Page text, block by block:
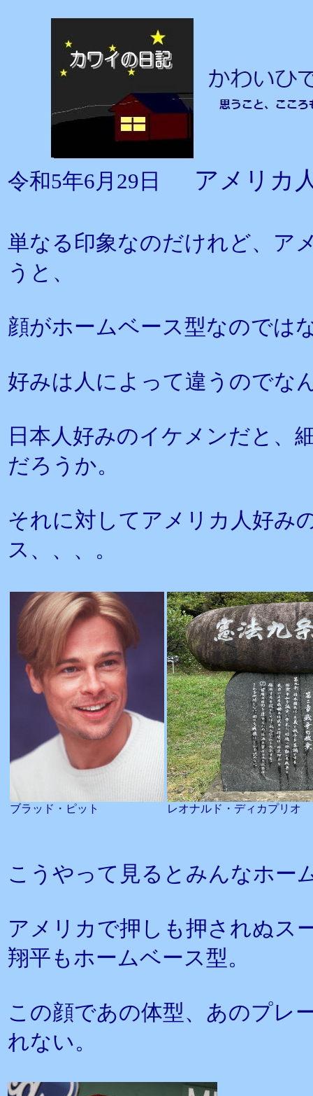
令和5年6月29日 アメリカ
単なる印象なのだけれど、ア
うと、
顔がホームベース型なのでは
好みは人によって違うのでな
日本人好みのイケメンだと、
だろうか。
それに対してアメリカ人好み
ス、、、。
ブラッド・ピット レオナルド・ディカプリオ
こうやって見るとみんなホー
アメリカで押しも押されぬス
翔平もホームベース型。
この顔であの体型、あのプレ
れない。